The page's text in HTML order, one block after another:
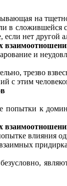
на
в сложившейся
нет другой
и
трезво
с этим
попытки к
влияния